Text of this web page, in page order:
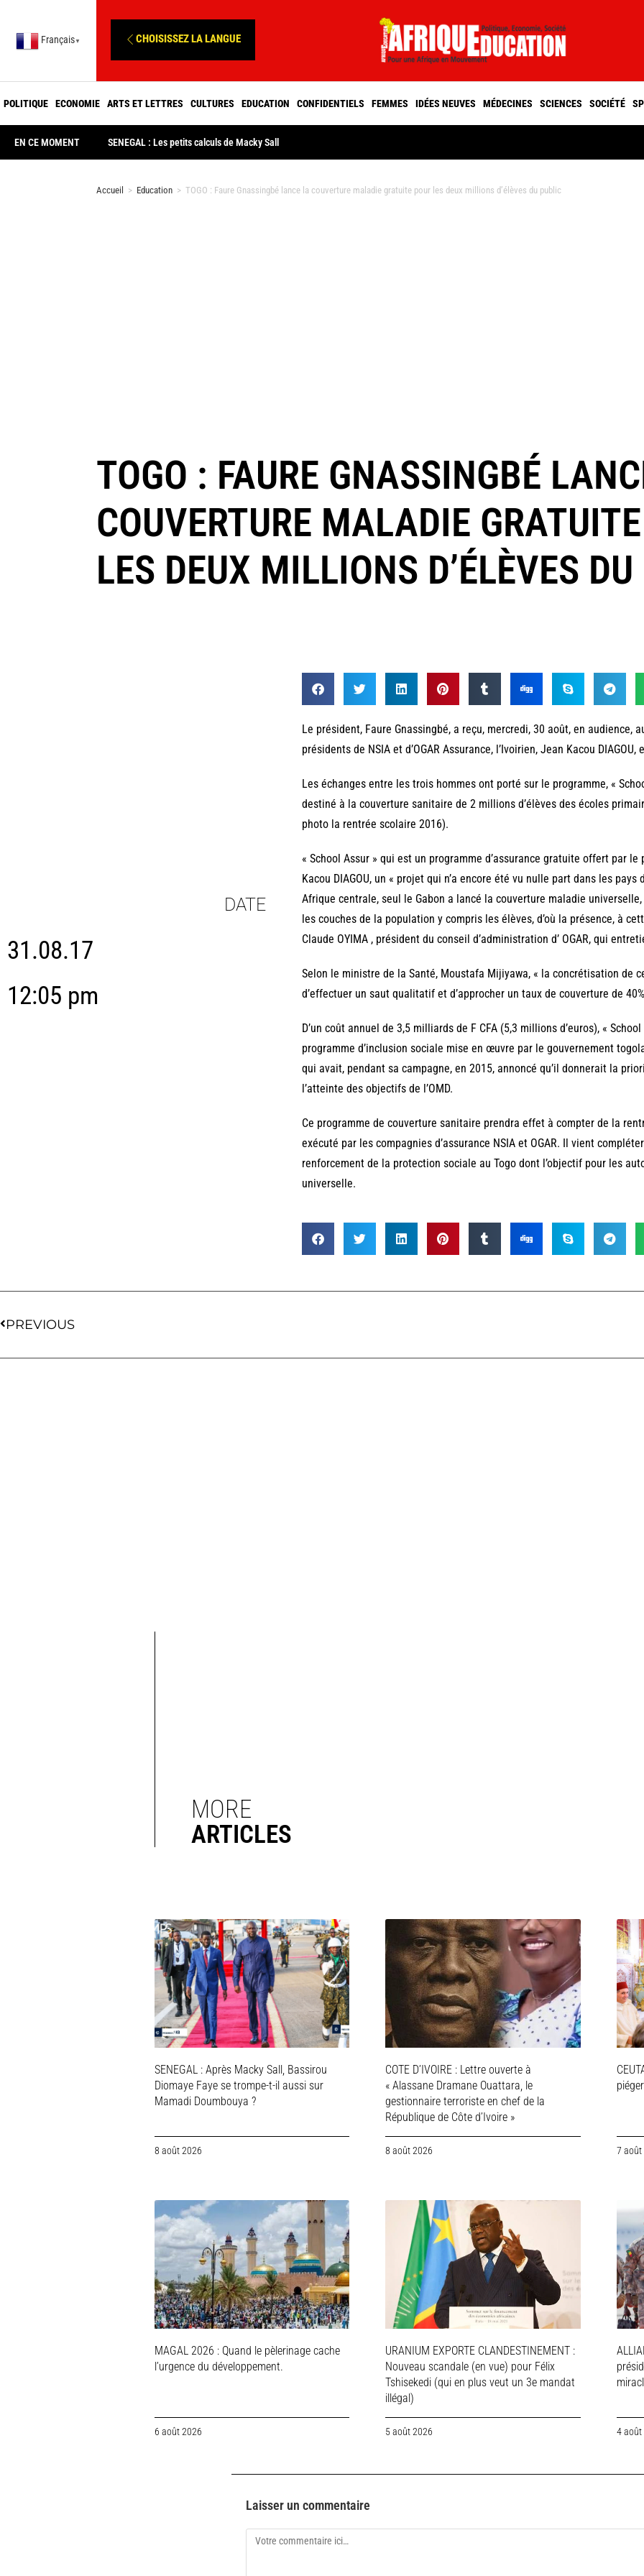
Français ▼ CHOISISSEZ LA LANGUE
POLITIQUE ECONOMIE ARTS ET LETTRES CULTURES EDUCATION CONFIDENTIELS FEMMES IDÉES NEUVES MÉDECINES SCIENCES SOCIÉTÉ
EN CE MOMENT SENEGAL : Les petits calculs de Macky Sall
Accueil > Education > TOGO : Faure Gnassingbé lance la couverture maladie gratuite pour les deux millions d’élèves du public
TOGO : FAURE GNASSINGBÉ
COUVERTURE MALADIE
LES DEUX MILLIONS D’ÉLÈVES
DATE
31.08.17
12:05 pm
Le président, Faure Gnassingbé, a reçu, mercredi, 30 août, en audience,
présidents de NSIA et d’OGAR Assurance, l’Ivoirien, Jean Kacou
Les échanges entre les trois hommes ont porté sur le programme, «
destiné à la couverture sanitaire de 2 millions d’élèves des écoles
photo la rentrée scolaire 2016).
« School Assur » qui est un programme d’assurance gratuite offert par
Kacou DIAGOU, un « projet qui n’a encore été vu nulle part dans les
Afrique centrale, seul le Gabon a lancé la couverture maladie
les couches de la population y compris les élèves, d’où la présence, à
Claude OYIMA , président du conseil d’administration d’ OGAR, qui
Selon le ministre de la Santé, Moustafa Mijiyawa, « la concrétisation de
d’effectuer un saut qualitatif et d’approcher un taux de couverture de
D’un coût annuel de 3,5 milliards de F CFA (5,3 millions d’euros), «
programme d’inclusion sociale mise en œuvre par le gouvernement
qui avait, pendant sa campagne, en 2015, annoncé qu’il donnerait la
l’atteinte des objectifs de l’OMD.
Ce programme de couverture sanitaire prendra effet à compter de la
exécuté par les compagnies d’assurance NSIA et OGAR. Il vient
renforcement de la protection sociale au Togo dont l’objectif pour les
universelle.
PREVIOUS
MORE
ARTICLES
SENEGAL : Après Macky Sall, Bassirou
Diomaye Faye se trompe-t-il aussi sur
Mamadi Doumbouya ?
8 août 2026
COTE D’IVOIRE : Lettre ouverte à
« Alassane Dramane Ouattara, le
gestionnaire terroriste en chef de la
République de Côte d’Ivoire »
8 août 2026 7 août
MAGAL 2026 : Quand le pèlerinage cache
l’urgence du développement.
6 août 2026
URANIUM EXPORTE CLANDESTINEMENT :
Nouveau scandale (en vue) pour Félix
Tshisekedi (qui en plus veut un 3e mandat
illégal)
5 août 2026 4 août
Laisser un commentaire